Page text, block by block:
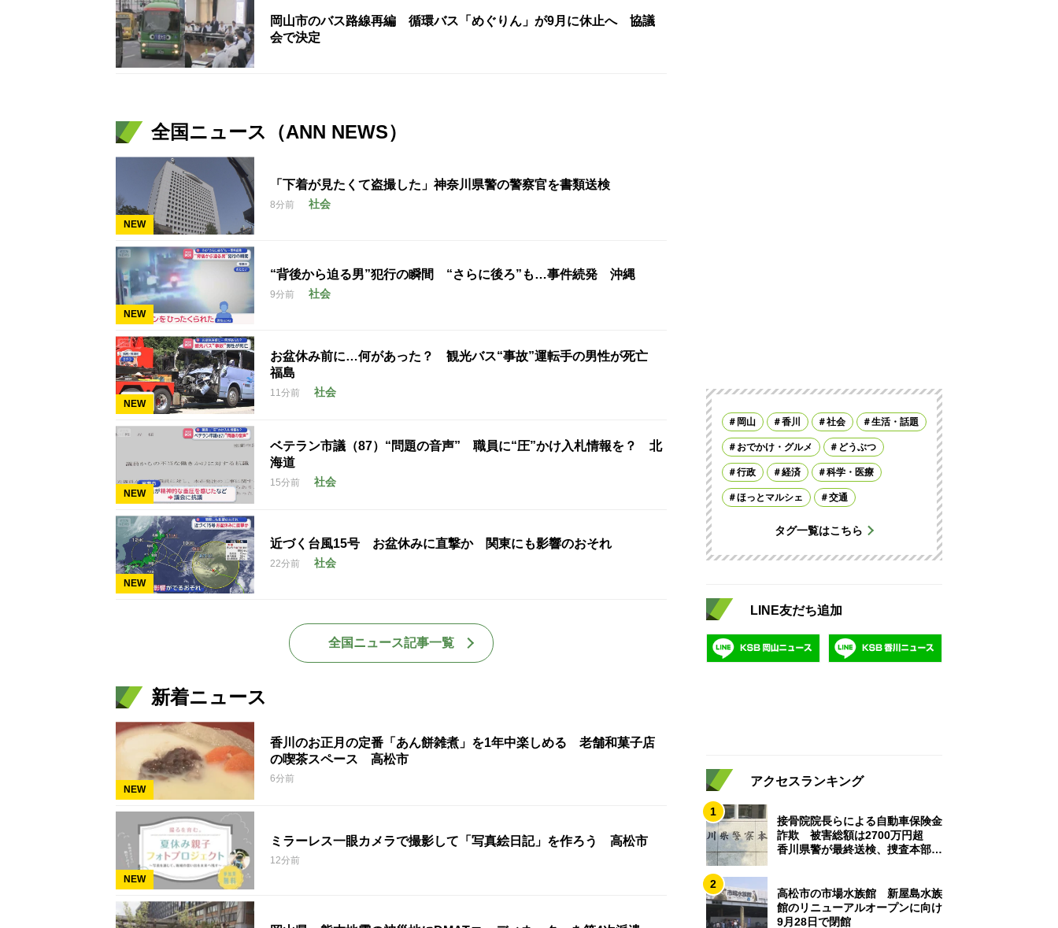
岡山市のバス路線再編 循環バス「めぐりん」が9月に休止へ 協議
会で決定
全国ニュース（ANN NEWS）
NEW
「下着が見たくて盗撮した」神奈川県警の警察官を書類送検
8分前 社会
NEW
“背後から迫る男”犯行の瞬間 “さらに後ろ”も…事件続発 沖縄
9分前 社会
NEW
お盆休み前に…何があった？ 観光バス“事故”運転手の男性が死亡
福島
11分前 社会
NEW
ベテラン市議（87）“問題の音声” 職員に“圧”かけ入札情報を？ 北
海道
15分前 社会
NEW
近づく台風15号 お盆休みに直撃か 関東にも影響のおそれ
22分前 社会
全国ニュース記事一覧
新着ニュース
NEW
香川のお正月の定番「あん餅雑煮」を1年中楽しめる 老舗和菓子店
の喫茶スペース 高松市
6分前
NEW
ミラーレス一眼カメラで撮影して「写真絵日記」を作ろう 高松市
12分前
岡山 香川 社会 生活・話題
おでかけ・グルメ どうぶつ
行政 経済 科学・医療
ほっとマルシェ 交通
タグ一覧はこちら
LINE友だち追加
アクセスランキング
1
接骨院院長らによる自動車保険金
詐欺 被害総額は2700万円超
香川県警が最終送検、捜査本部解
2
高松市の市場水族館 新屋島水族
館のリニューアルオープンに向け
9月28日で閉館